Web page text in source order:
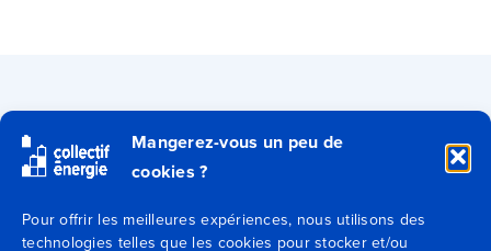
Mangerez-vous un peu de
cookies ?
Pour offrir les meilleures expériences, nous utilisons des
technologies telles que les cookies pour stocker et/ou
Secteurs
Expertises